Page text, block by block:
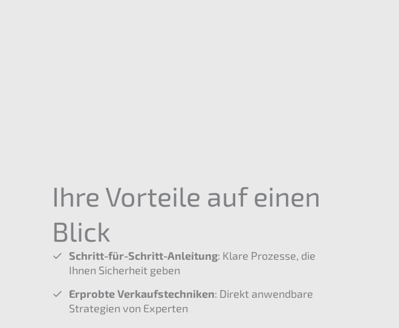
Ihre Vorteile auf einen
Blick
Schritt-für-Schritt-Anleitung: Klare Prozesse, die
Ihnen Sicherheit geben
Erprobte Verkaufstechniken: Direkt anwendbare
Strategien von Experten